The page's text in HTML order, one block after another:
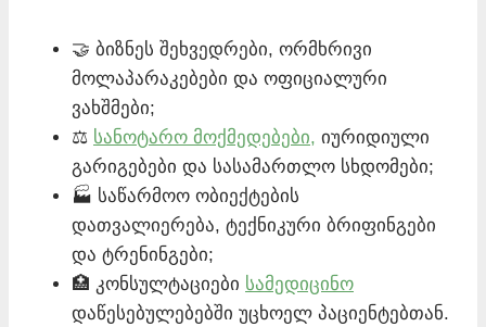
🤝 ბიზნეს შეხვედრები, ორმხრივი
მოლაპარაკებები და ოფიციალური
ვახშმები;
⚖️ სანოტარო მოქმედებები, იურიდიული
გარიგებები და სასამართლო სხდომები;
🏭 საწარმოო ობიექტების
დათვალიერება, ტექნიკური ბრიფინგები
და ტრენინგები;
🏥 კონსულტაციები სამედიცინო
დაწესებულებებში უცხოელ პაციენტებთან.